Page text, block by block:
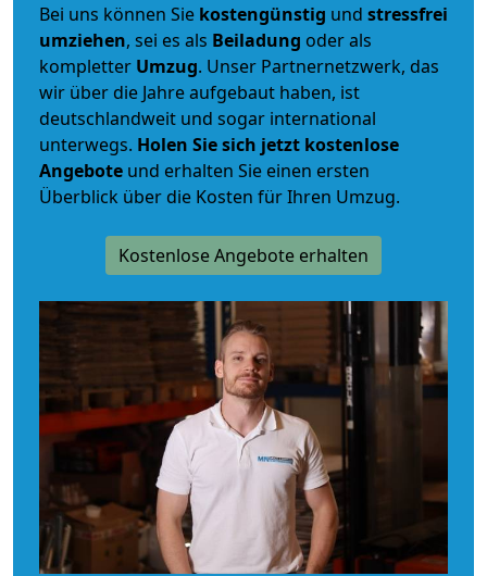
Bei uns können Sie kostengünstig und stressfrei
umziehen, sei es als Beiladung oder als
kompletter Umzug. Unser Partnernetzwerk, das
wir über die Jahre aufgebaut haben, ist
deutschlandweit und sogar international
unterwegs. Holen Sie sich jetzt kostenlose
Angebote und erhalten Sie einen ersten
Überblick über die Kosten für Ihren Umzug.
Kostenlose Angebote erhalten